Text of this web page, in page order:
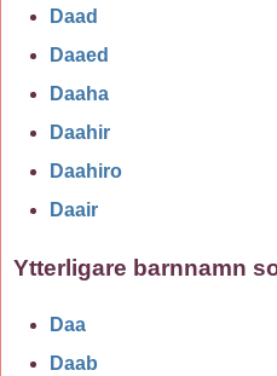
Daad
Daaed
Daaha
Daahir
Daahiro
Daair
Ytterligare barnnamn
Daa
Daab